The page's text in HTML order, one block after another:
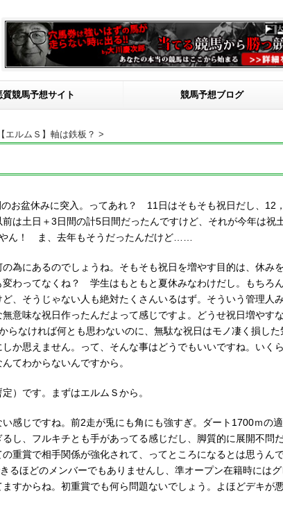
質競馬予想サイト 競馬予想ブログ
【エルムＳ】軸は鉄板？ >
お盆休みに突入。ってあれ？ 11日はそもそも祝日だし、12
は土日＋3日間の計5日間だったんですけど、それが今年は祝
ん！ ま、去年もそうだったんだけど……
為にあるのでしょうね。そもそも祝日を増やす目的は、休み
わってなくね？ 学生はもともと夏休みなわけだし。もちろ
、そうじゃない人も絶対たくさんいるはず。そういう管理人
意味な祝日作ったんだよって感じですよ。どうせ祝日増やす
らなければ何とも思わないのに、無駄な祝日はモノ凄く損した
か思えません。って、そんな事はどうでもいいですね。いく
てわからないんですから。
）です。まずはエルムＳから。
感じですね。前2走が兎にも角にも強すぎ。ダート1700ｍの
し、フルキチとも手があってる感じだし、脚質的に展開不問だ
重賞で相手関係が強化されて、ってところになるとは思うん
るほどのメンバーでもありませんし、準オープン在籍時にはグ
すからね。初重賞でも何ら問題ないでしょう。よほどデキが